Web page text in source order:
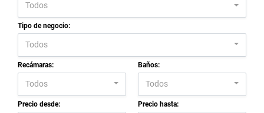
Todos
Tipo de negocio:
Todos
Recámaras:
Todos
Baños:
Todos
Precio desde: Precio hasta: